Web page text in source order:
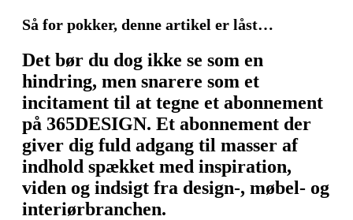
Så for pokker, denne artikel er låst…
Det bør du dog ikke se som en
hindring, men snarere som et
incitament til at tegne et abonnement
på 365DESIGN. Et abonnement der
giver dig fuld adgang til masser af
indhold spækket med inspiration,
viden og indsigt fra design-, møbel- og
interiørbranchen.